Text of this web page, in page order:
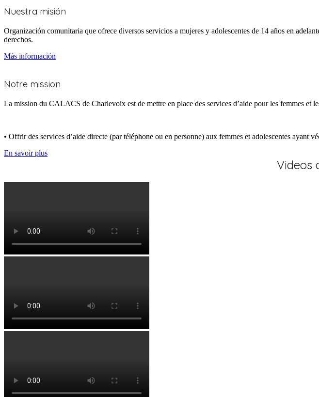
Nuestra misión
Organización comunitaria que ofrece diversos servicios a mujeres y adolescentes de 14 años en
derechos.
Más información
Notre mission
La mission du CALACS de Charlevoix est de mettre en place des services d’aide pour les femmes et
• Offrir des services d’aide directe (par téléphone ou en personne) aux femmes et adolescentes ayant
En savoir plus
Videos